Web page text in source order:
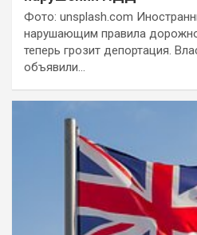
Фото: unsplash.com
нарушающим правила
теперь грозит депортация.
объявили…